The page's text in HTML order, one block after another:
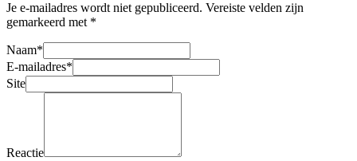
Je e-mailadres wordt niet gepubliceerd. Vereiste velden zijn
gemarkeerd met *
Naam*
E-mailadres*
Site
Reactie